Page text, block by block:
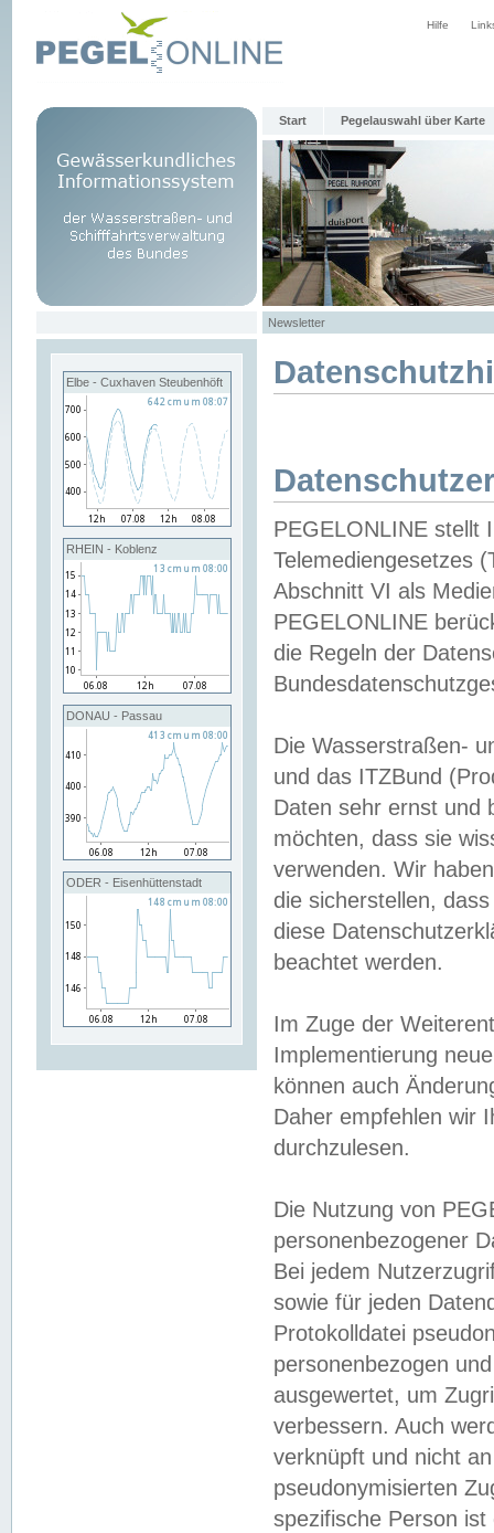
Hilfe
Start Pegelauswahl über Karte
Newsletter
Elbe - Cuxhaven Steubenhöft
RHEIN - Koblenz
DONAU - Passau
ODER - Eisenhüttenstadt
PEGELONLINE stellt
Telemediengesetzes
Abschnitt VI als
PEGELONLINE
die Regeln der
Die Wasserstraßen-
und das ITZBund
Daten sehr ernst und
möchten, dass sie
verwenden. Wir
die sicherstellen,
diese
beachtet werden.
Im Zuge der
Implementierung
können auch
Daher empfehlen wir
durchzulesen.
Die Nutzung von
personenbezogener
Bei jedem
sowie für jeden
Protokolldatei
personenbezogen
ausgewertet, um
verbessern. Auch
verknüpft und nicht
pseudonymisierten
spezifische Person